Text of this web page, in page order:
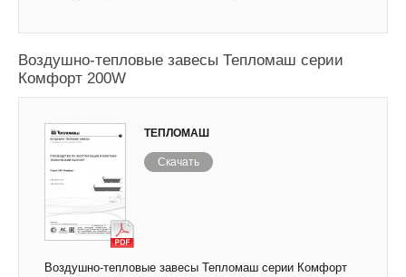
Воздушно-тепловые завесы Тепломаш серии
Комфорт 200W
ТЕПЛОМАШ
Скачать
Воздушно-тепловые завесы Тепломаш серии Комфорт